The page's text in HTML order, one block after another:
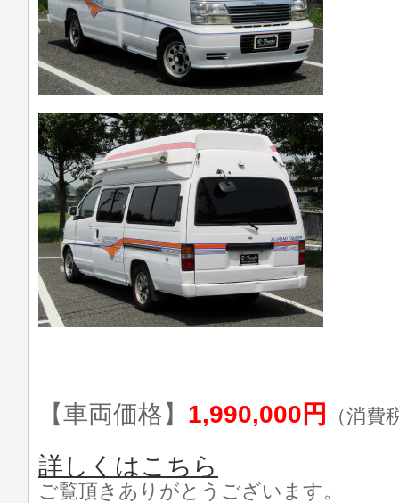
【車両価格】 1,990,000円 （消費
詳しくはこちら
ご覧頂きありがとうございます。